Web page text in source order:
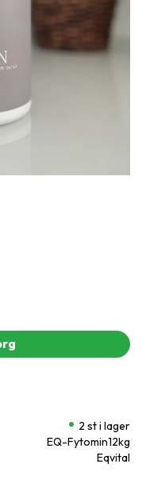
2 st i lager
EQ-Fytomin12kg
Eqvital